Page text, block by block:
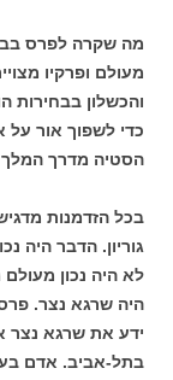
מה שקרה לפרס
מעולם ופרקיו
והכשלון
כדי לשפוך אור על
הסטיה מדרך המלך
בכל הזדמנות
גוריון. הדבר היה
לא היה נכון מעולם
היה שרגא נצר.
ידע את שרגא נצר
בתל-אביב. אדם